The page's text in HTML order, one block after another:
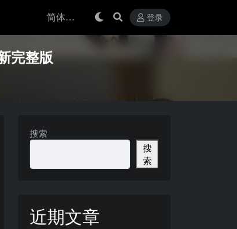
登录
完整版
搜索
搜
索
近期文章